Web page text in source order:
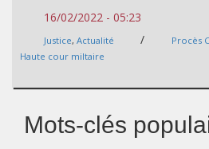
16/02/2022 - 05:23
Justice, Actualité / Procès
Haute cour miltaire
Mots-clés